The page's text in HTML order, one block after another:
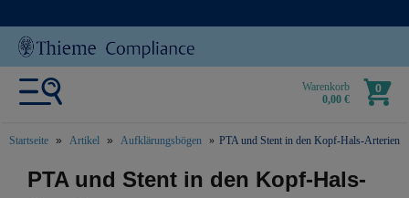
Warenkorb
0,00 €
0
Startseite Artikel Aufklärungsbögen PTA und Stent in den Kopf-Hals-Arterien
text.skipToContent
text.skipToNavigation
PTA und Stent in den Kopf-Hals-